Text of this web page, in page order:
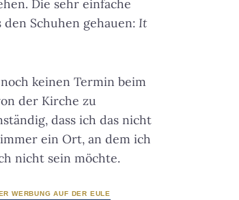
Die sehr einfache
Schuhen gehauen: It
keinen Termin beim
der Kirche zu
dass ich das nicht
ein Ort, an dem ich
nicht sein möchte.
WERBUNG AUF DER EULE